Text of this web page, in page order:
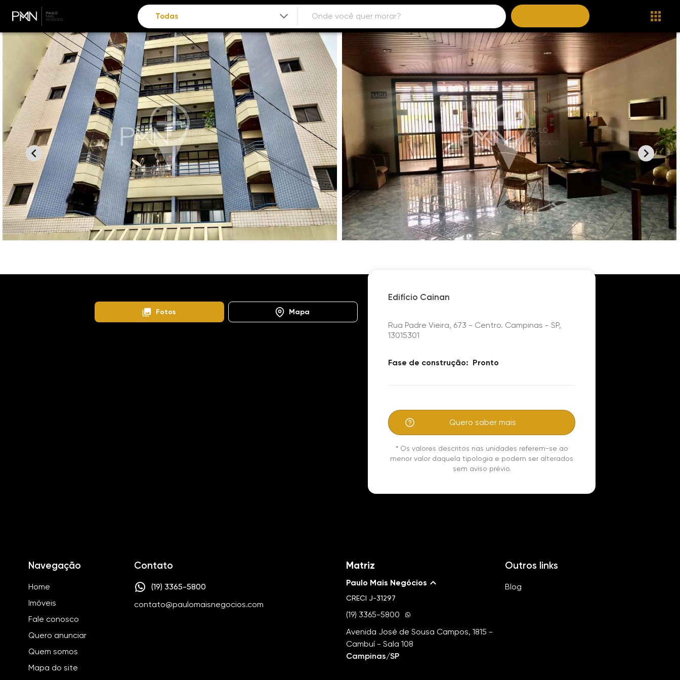
Fotos Mapa
Edifício Cainan
Rua Padre Vieira, 673 - Centro. Campinas - SP,
13015301
Fase de construção: Pronto
Quero saber mais
* Os valores descritos nas unidades referem-se ao
menor valor daquela tipologia e podem ser alterados
sem aviso prévio.
Navegação
Home
Imóveis
Fale conosco
Quero anunciar
Quem somos
Mapa do site
Contato
(19) 3365-5800
contato@paulomaisnegocios.com
Matriz
Paulo Mais Negócios
CRECI J-31297
(19) 3365-5800
Avenida José de Sousa Campos, 1815 -
Cambuí - Sala 108
Campinas/SP
Outros links
Blog